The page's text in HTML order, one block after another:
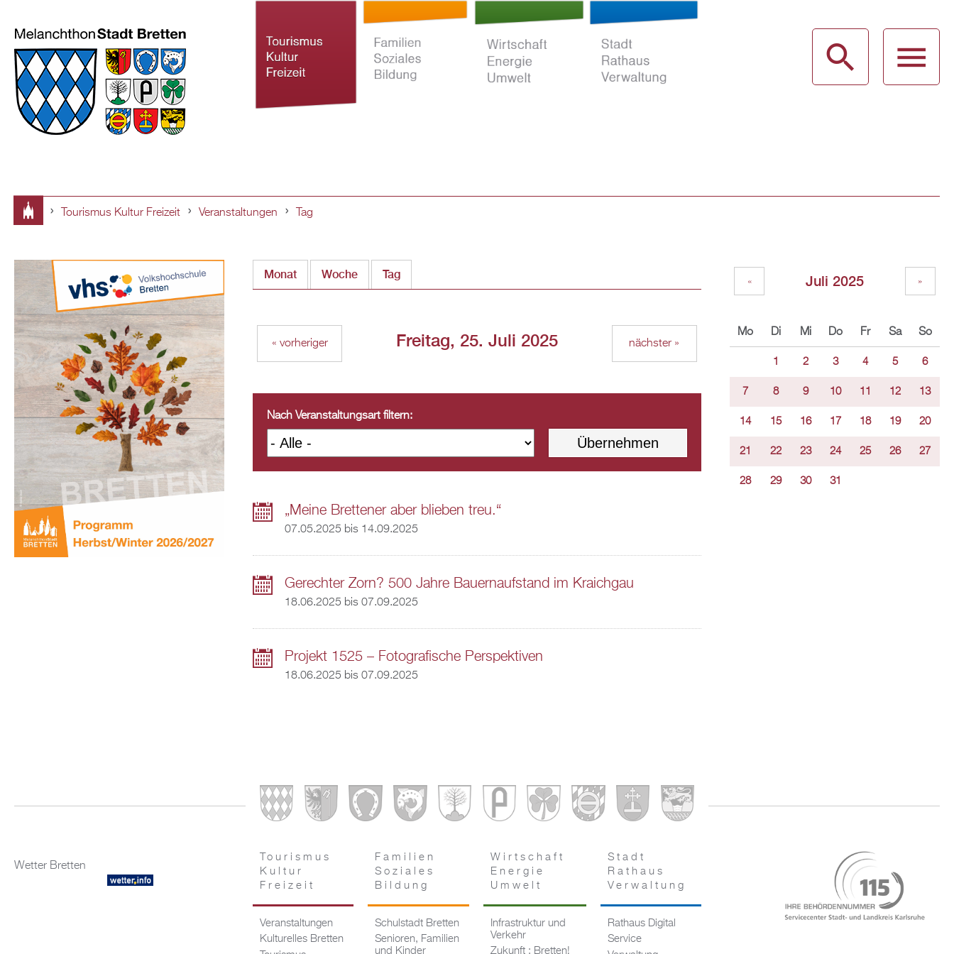
Inhalt
sind
hier
Tourismus Kultur Freizeit Veranstaltungen Tag
Monat Woche Tag
Freitag, 25. Juli 2025
« vorheriger nächster »
Nach Veranstaltungsart filtern:
„Meine Brettener aber blieben treu.“
07.05.2025 bis 14.09.2025
Gerechter Zorn? 500 Jahre Bauernaufstand im Kraichgau
18.06.2025 bis 07.09.2025
Projekt 1525 – Fotografische Perspektiven
18.06.2025 bis 07.09.2025
Juli 2025
« »
Mo Di Mi Do Fr Sa So
1 2 3 4 5 6
7 8 9 10 11 12 13
14 15 16 17 18 19 20
21 22 23 24 25 26 27
28 29 30 31
Wetter Bretten
Tourismus
Kultur
Freizeit
Veranstaltungen
Kulturelles Bretten
Familien
Soziales
Bildung
Schulstadt Bretten
Senioren, Familien
und Kinder
Wirtschaft
Energie
Umwelt
Infrastruktur und
Verkehr
Zukunft : Bretten!
Stadt
Rathaus
Verwaltung
Rathaus Digital
Service